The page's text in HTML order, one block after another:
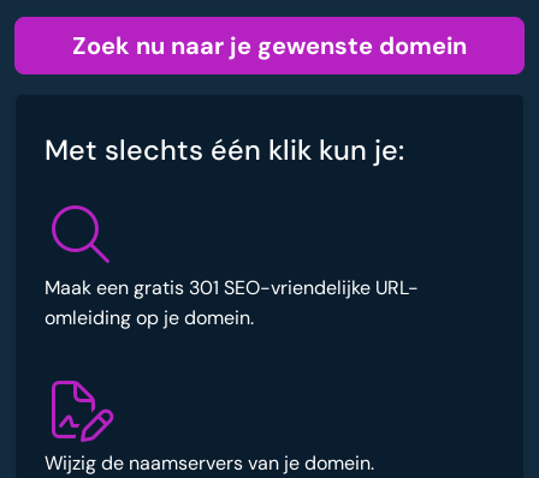
Zoek nu naar je gewenste domein
Met slechts één klik kun je:
Maak een gratis 301 SEO-vriendelijke URL-
omleiding op je domein.
Wijzig de naamservers van je domein.